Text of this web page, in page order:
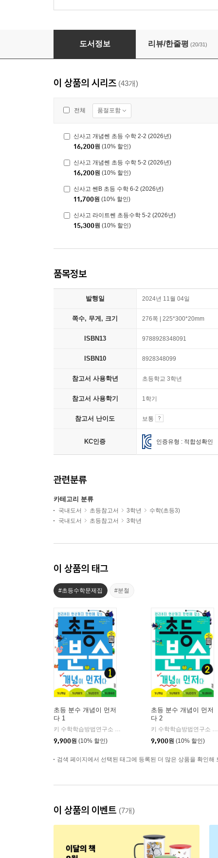
신사고 쎈 초등 수학 3-1 (2026년용)
도서정보 리뷰/한줄평 (20/31)
이 상품의 시리즈 (43개)
전체 품절포함
신사고 개념쎈 초등 수학 2-2 (2026년)
16,200원 (10% 할인)
신사고 개념쎈 초등 수학 5-2 (2026년)
16,200원 (10% 할인)
신사고 쎈B 초등 수학 6-2 (2026년)
11,700원 (10% 할인)
신사고 라이트쎈 초등수학 5-2 (2026년)
15,300원 (10% 할인)
품목정보
발행일 2024년 11월 04일
쪽수, 무게, 크기 276쪽 | 225*300*20mm
ISBN13 9788928348091
ISBN10 8928348099
참고서 사용학년 초등학교 3학년
참고서 사용학기 1학기
참고서 난이도 보통
KC인증 인증유형 : 적합성확인
관련분류
카테고리 분류
국내도서 초등참고서 3학년
수학(초등3)
국내도서
초등참고서 3학년
이 상품의 태그
#초등수학문제집 #분철
초등 분수 개념이 먼저
다 1
키 수학학습방법연구소 저
9,900원 (10% 할인)
초등 분수 개념이 먼저
다 2
키 수학학습방법연구소 저
9,900원 (10% 할인)
검색 페이지에서 선택된 태그에 등록된 더 많은 상품을 확인해
이 상품의 이벤트 (7개)